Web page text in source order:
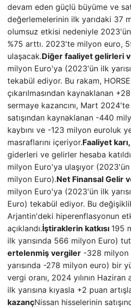
devam eden güçlü büyüme ve
değerlemelerinin ilk yarıdaki 37
olumsuz etkisi nedeniyle 2023'ün
%75 arttı. 2023'te milyon euro,
ulaşacak.Diğer faaliyet gelirleri
milyon Euro'ya (2023'ün ilk
tekabül ediyor. Bu rakam,
çıkarılmasından kaynaklanan
sermaye kazancını, Mart
satışından kaynaklanan -440
kaybını ve -123 milyon euroluk
masraflarını içeriyor.Faaliyet karı,
giderleri ve gelirler hesaba
milyon Euro'ya ulaşıyor (2023'ün
milyon Euro).Net Finansal Gelir
milyon Euro'ya (2023'ün ilk
Euro) tekabül ediyor. Bu
Arjantin'deki hiperenflasyonun
açıklandı.İştiraklerin katkısı 195
ilk yarısında 566 milyon Euro)
ertelenmiş vergiler -328 milyon
yarısında -278 milyon euro) bir
vergi oranı, 2024 yılının
ilk yarısına kıyasla +2 puan
kazançNissan hisselerinin